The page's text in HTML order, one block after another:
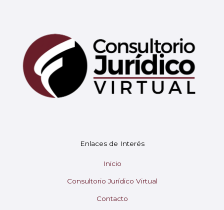
Enlaces de Interés
Inicio
Consultorio Jurídico Virtual
Contacto
¡Hola! 👋 Soy Mary tu asistente virtual.